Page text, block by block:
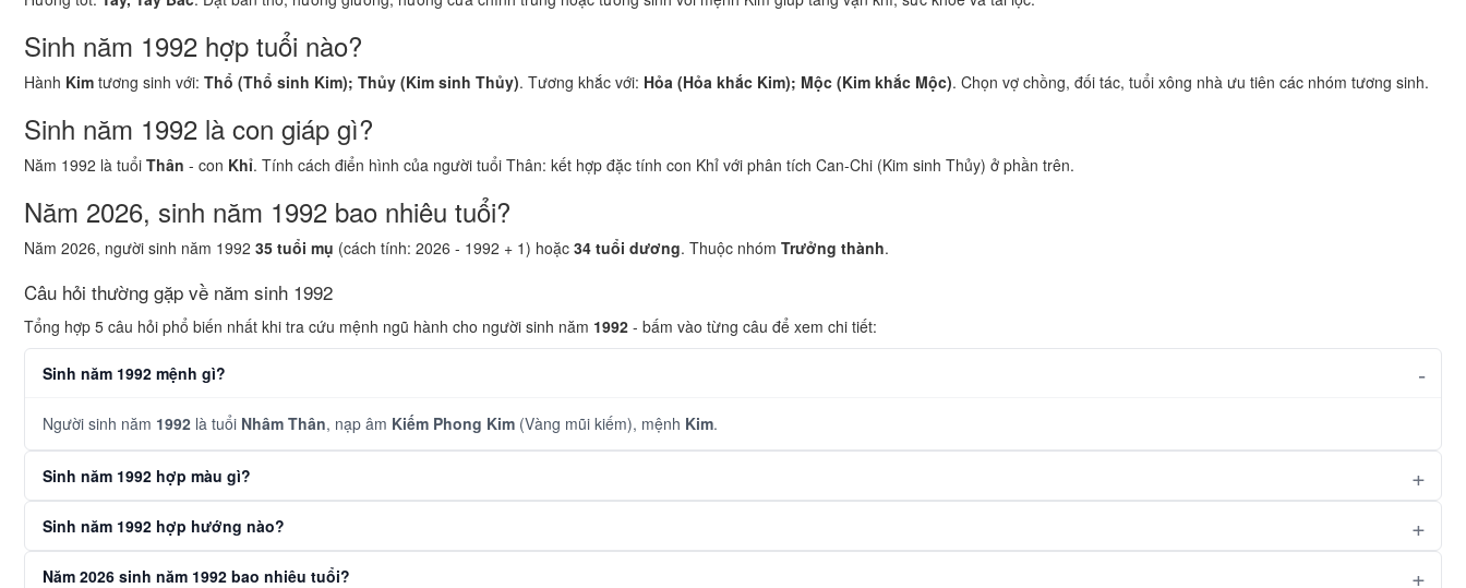
Sinh năm 1992 hợp tuổi nào?
Hành Kim tương sinh với: Thổ (Thổ sinh Kim); Thủy (Kim sinh Thủy). Tương khắc với: Hỏa (Hỏa khắc Kim); Mộc (Kim khắc Mộc). Chọn vợ chồng, đối tác, tuổi xông nhà ưu tiên các nhóm tương sinh.
Sinh năm 1992 là con giáp gì?
Năm 1992 là tuổi Thân - con Khỉ. Tính cách điển hình của người tuổi Thân: kết hợp đặc tính con Khỉ với phân tích Can-Chi (Kim sinh Thủy) ở phần trên.
Năm 2026, sinh năm 1992 bao nhiêu tuổi?
Năm 2026, người sinh năm 1992 35 tuổi mụ (cách tính: 2026 - 1992 + 1) hoặc 34 tuổi dương. Thuộc nhóm Trưởng thành.
Câu hỏi thường gặp về năm sinh 1992
Tổng hợp 5 câu hỏi phổ biến nhất khi tra cứu mệnh ngũ hành cho người sinh năm 1992 - bấm vào từng câu để xem chi tiết:
Sinh năm 1992 mệnh gì?
Người sinh năm 1992 là tuổi Nhâm Thân, nạp âm Kiếm Phong Kim (Vàng mũi kiếm), mệnh Kim.
Sinh năm 1992 hợp màu gì?
Sinh năm 1992 hợp hướng nào?
Năm 2026 sinh năm 1992 bao nhiêu tuổi?